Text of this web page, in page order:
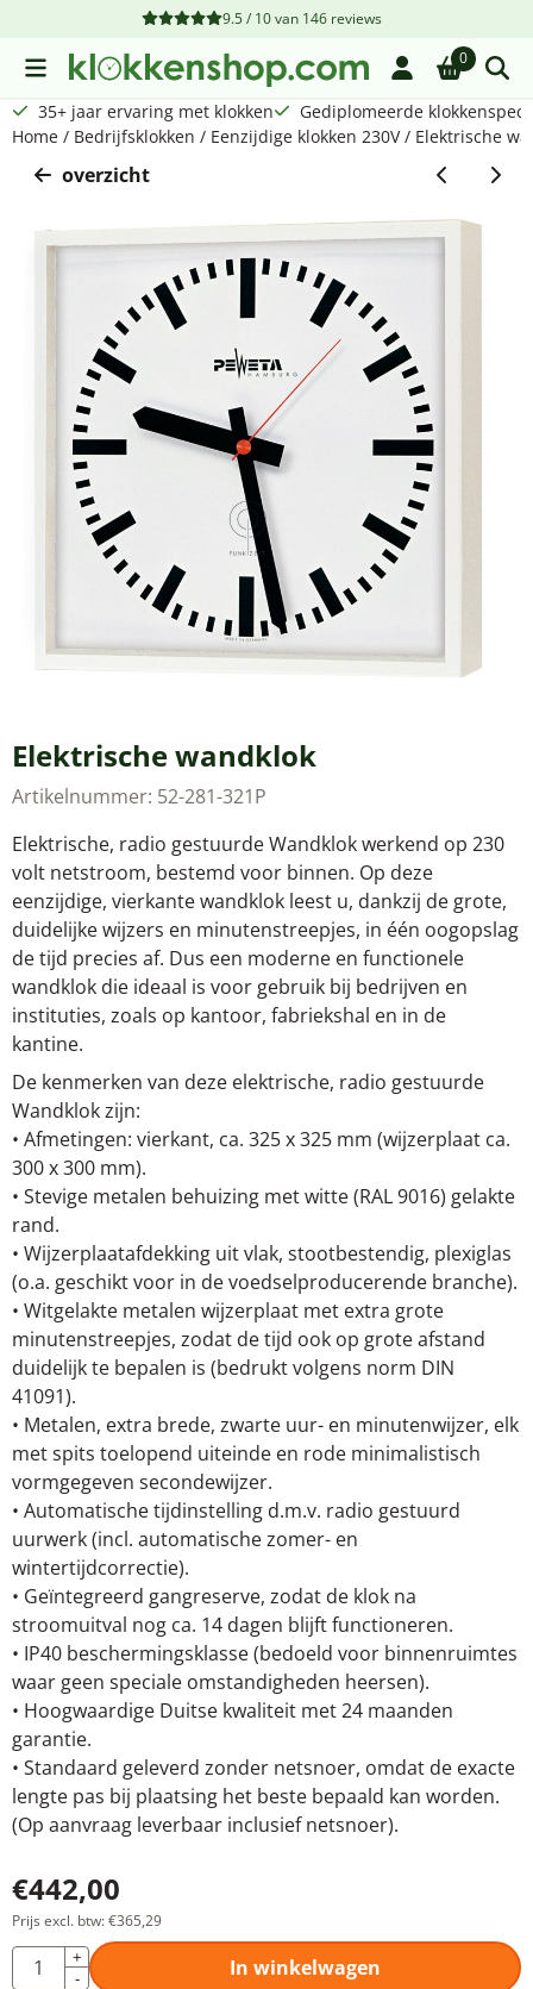
Cookievoorkeuren zijn beschikbaar. Kies instellingen of sta
9.5 / 10van 146reviews
0
35+ jaar ervaring met klokken
Gediplomeerde
Home / Bedrijfsklokken / Eenzijdige klokken 230V / Elektrische
overzicht
Elektrische wandklok
Artikelnummer: 52-281-321P
Elektrische, radio gestuurde Wandklok werkend op 230
volt netstroom, bestemd voor binnen. Op deze
eenzijdige, vierkante wandklok leest u, dankzij de grote,
duidelijke wijzers en minutenstreepjes, in één oogopslag
de tijd precies af. Dus een moderne en functionele
wandklok die ideaal is voor gebruik bij bedrijven en
instituties, zoals op kantoor, fabriekshal en in de
kantine.
De kenmerken van deze elektrische, radio gestuurde
Wandklok zijn:
• Afmetingen: vierkant, ca. 325 x 325 mm (wijzerplaat ca.
300 x 300 mm).
• Stevige metalen behuizing met witte (RAL 9016) gelakte
rand.
• Wijzerplaatafdekking uit vlak, stootbestendig, plexiglas
(o.a. geschikt voor in de voedselproducerende branche).
• Witgelakte metalen wijzerplaat met extra grote
minutenstreepjes, zodat de tijd ook op grote afstand
duidelijk te bepalen is (bedrukt volgens norm DIN
41091).
• Metalen, extra brede, zwarte uur- en minutenwijzer, elk
met spits toelopend uiteinde en rode minimalistisch
vormgegeven secondewijzer.
• Automatische tijdinstelling d.m.v. radio gestuurd
uurwerk (incl. automatische zomer- en
wintertijdcorrectie).
• Geïntegreerd gangreserve, zodat de klok na
stroomuitval nog ca. 14 dagen blijft functioneren.
• IP40 beschermingsklasse (bedoeld voor binnenruimtes
waar geen speciale omstandigheden heersen).
• Hoogwaardige Duitse kwaliteit met 24 maanden
garantie.
• Standaard geleverd zonder netsnoer, omdat de exacte
lengte pas bij plaatsing het beste bepaald kan worden.
(Op aanvraag leverbaar inclusief netsnoer).
€442,00
Prijs excl. btw:€365,29
Aantal
+
-
In winkelwagen